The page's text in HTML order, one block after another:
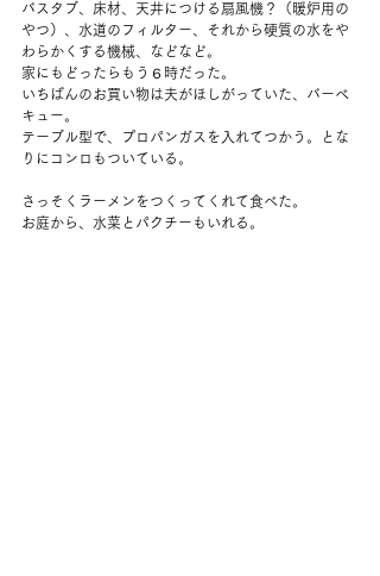
バスタブ、床材、天井につける扇風機？（暖炉用の
やつ）、水道のフィルター、それから硬質の水をや
わらかくする機械、などなど。
家にもどったらもう６時だった。
いちばんのお買い物は夫がほしがっていた、バーベ
キュー。
テーブル型で、プロパンガスを入れてつかう。とな
りにコンロもついている。
さっそくラーメンをつくってくれて食べた。
お庭から、水菜とパクチーもいれる。